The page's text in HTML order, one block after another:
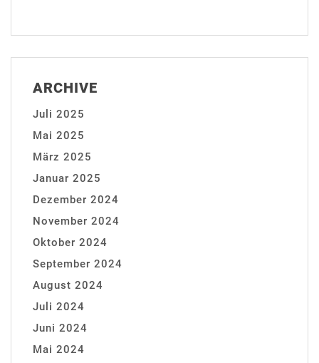
ARCHIVE
Juli 2025
Mai 2025
März 2025
Januar 2025
Dezember 2024
November 2024
Oktober 2024
September 2024
August 2024
Juli 2024
Juni 2024
Mai 2024